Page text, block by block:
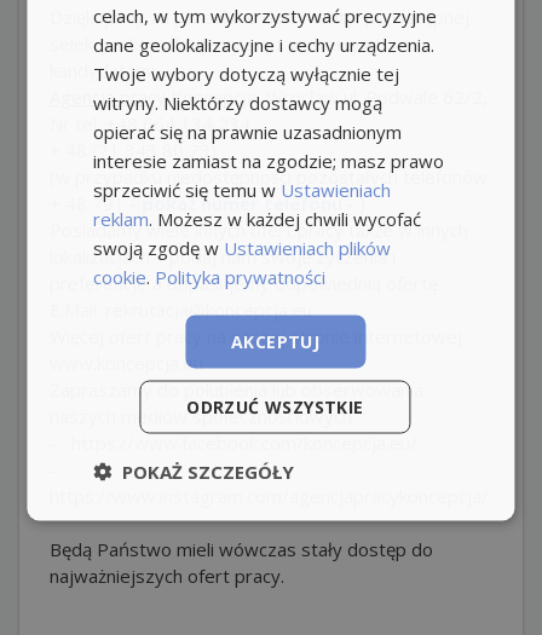
Dziękujemy za przesłane dokumenty, po wstępnej
selekcji, skontaktujemy się z wybranymi
kandydatami.
Agencja pracyKoncepcja, Wrocław ul. Podwale 62/2,
Nr tel. +48 664 134 234
+ 48 (71 343 80 73)
(w przypadku niedostępności pozostałych telefonów
791- pokaż numer telefonu -)
Posiadamy wiele innych ofert pracy także w innych
lokalizacjach – podaj nam swoje życzenia i
preferencje a dopasujemy odpowiednią ofertę.
E.Mail: rekrutacja@koncepcja.eu
Więcej ofert pracy na naszej stronie internetowej:
www.koncepcja.eu
Zapraszamy do polubienia lub obserwowania
naszych mediów społecznościowych:
- https://www.facebook.com/koncepcja.eu/
Będą Państwo mieli wówczas stały dostęp do
najważniejszych ofert pracy.
celach, w tym wykorzystywać precyzyjne
dane geolokalizacyjne i cechy urządzenia.
Twoje wybory dotyczą wyłącznie tej
witryny. Niektórzy dostawcy mogą
opierać się na prawnie uzasadnionym
interesie zamiast na zgodzie; masz prawo
sprzeciwić się temu w Ustawieniach
reklam. Możesz w każdej chwili wycofać
swoją zgodę w Ustawieniach plików
cookie. Polityka prywatności
AKCEPTUJ
ODRZUĆ WSZYSTKIE
POKAŻ SZCZEGÓŁY